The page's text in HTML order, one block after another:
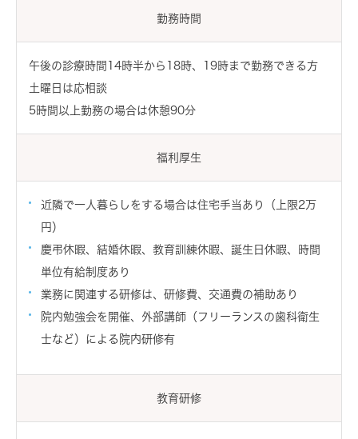
勤務時間
午後の診療時間14時半から18時、19時まで勤務できる方
土曜日は応相談
5時間以上勤務の場合は休憩90分
福利厚生
近隣で一人暮らしをする場合は住宅手当あり（上限2万
円）
慶弔休暇、結婚休暇、教育訓練休暇、誕生日休暇、時間
単位有給制度あり
業務に関連する研修は、研修費、交通費の補助あり
院内勉強会を開催、外部講師（フリーランスの歯科衛生
士など）による院内研修有
教育研修